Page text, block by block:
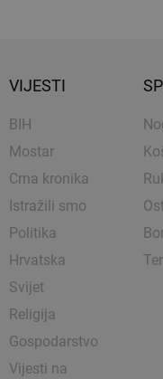
VIJESTI
BIH
Mostar
Crna kronika
Istražili smo
Politika
Hrvatska
Svijet
Religija
Gospodarstvo
Vijesti na